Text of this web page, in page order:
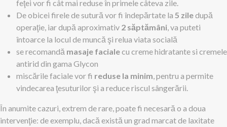
feţei vor fi cât mai reduse în primele câteva zile.
De obicei firele de sutură vor fi îndepărtate la 5 ziledupă
operaţie, iar după aproximativ 2 săptămâni, va puteti
întoarce la locul de muncă şi relua viata socială
se recomandă masaje facialecu creme hidratante si cremele
antirid din gama Glycon
miscările faciale vor fi reduse la minim, pentru a permite
vindecarea ţesuturilor şi a reduce riscul sângerării.
În anumite cazuri, extrem de rare, poate fi necesară o a doua
intervenţie: de exemplu, dacă există un grad marcat de laxitate